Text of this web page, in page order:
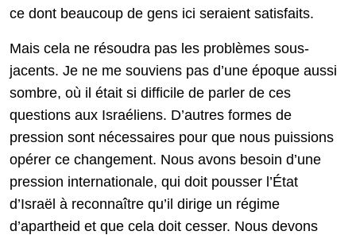
ce dont beaucoup de gens ici seraient satisfaits.
Mais cela ne résoudra pas les problèmes sous-
jacents. Je ne me souviens pas d’une époque aussi
sombre, où il était si difficile de parler de ces
questions aux Israéliens. D’autres formes de
pression sont nécessaires pour que nous puissions
opérer ce changement. Nous avons besoin d’une
pression internationale, qui doit pousser l’État
d’Israël à reconnaître qu’il dirige un régime
d’apartheid et que cela doit cesser. Nous devons